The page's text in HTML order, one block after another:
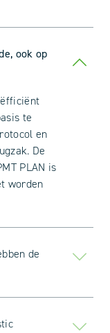
ook op
te
en
De
PLAN is
worden
de